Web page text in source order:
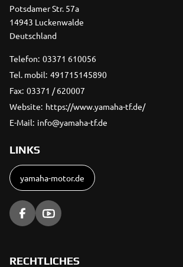
Potsdamer Str. 57a
14943 Luckenwalde
Deutschland
Telefon: 03371 610056
Tel. mobil: 491715145890
Fax: 03371 / 620007
Website: https://www.yamaha-tf.de/
E-Mail: info@yamaha-tf.de
LINKS
yamaha-motor.de
RECHTLICHES